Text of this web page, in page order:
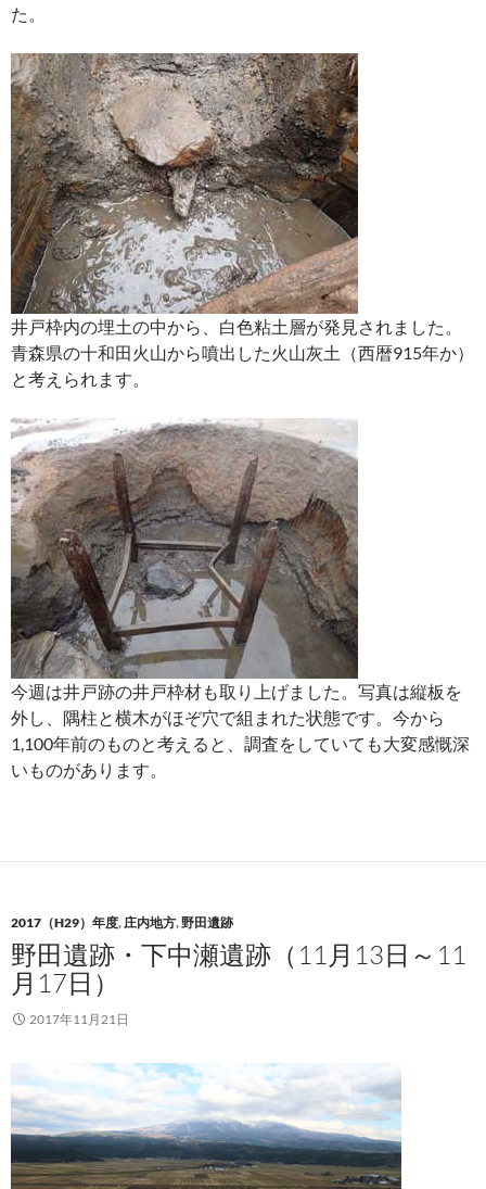
た。
井戸枠内の埋土の中から、白色粘土層が発見されました。
青森県の十和田火山から噴出した火山灰土（西暦915年か）
と考えられます。
今週は井戸跡の井戸枠材も取り上げました。写真は縦板を
外し、隅柱と横木がほぞ穴で組まれた状態です。今から
1,100年前のものと考えると、調査をしていても大変感慨深
いものがあります。
2017（H29）年度,庄内地方,野田遺跡
野田遺跡・下中瀬遺跡（11月13日～11
月17日）
2017年11月21日